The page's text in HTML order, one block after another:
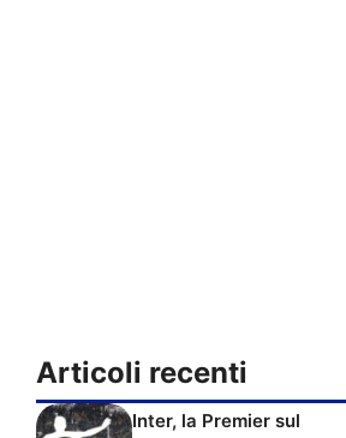
Articoli recenti
Inter, la Premier sul